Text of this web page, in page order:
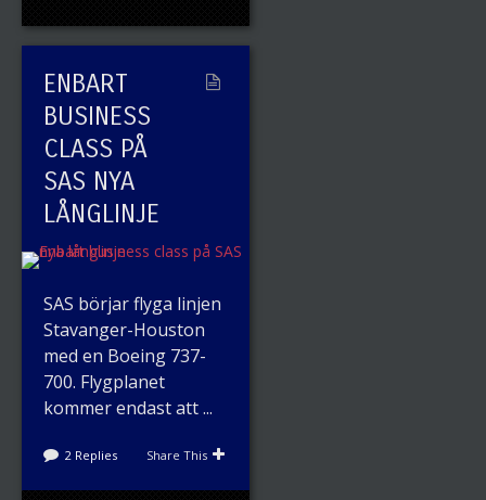
ENBART
BUSINESS
CLASS PÅ
SAS NYA
LÅNGLINJE
SAS börjar flyga linjen
Stavanger-Houston
med en Boeing 737-
700. Flygplanet
kommer endast att ...
2 Replies Share This